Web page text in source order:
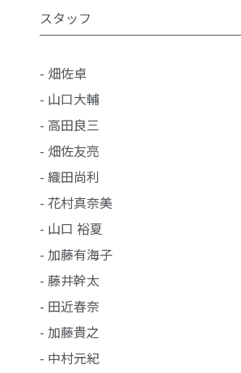
スタッフ
- 畑佐卓
- 山口大輔
- 高田良三
- 畑佐友亮
- 織田尚利
- 花村真奈美
- 山口 裕夏
- 加藤有海子
- 藤井幹太
- 田近春奈
- 加藤貴之
- 中村元紀